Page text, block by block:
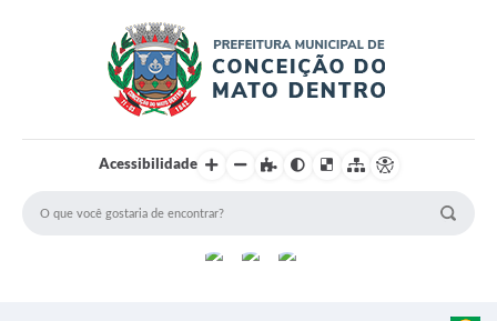
Acessibilidade